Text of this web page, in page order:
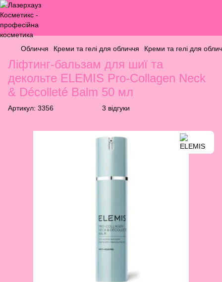
Обличчя Креми та гелі для обличчя Креми та гелі для
Ліфтинг-бальзам для шиї та
декольте ELEMIS Pro-Collagen Neck
& Décolleté Balm 50 мл
Артикул: 3356 3 відгуки